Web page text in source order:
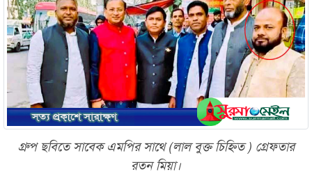
গ্রুপ ছবিতে সাবেক এমপির সাথে (লাল বুক্ত চিহ্নিত ) গ্রেফতার
রতন মিয়া।